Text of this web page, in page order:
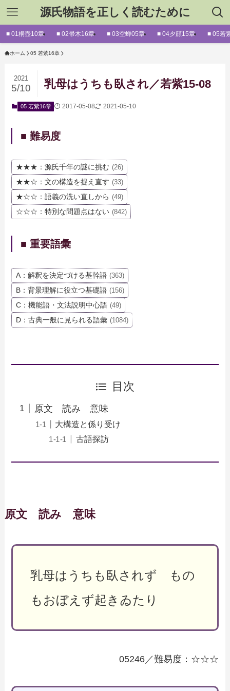
源氏物語を正しく読むために
■ 01桐壺10章 ■ 02帚木16章 ■ 03空蝉05章 ■ 04夕顔15章 ■ 05若
ホーム 05 若紫16章
乳母はうちも臥され／若紫15-08
2021
5/10
05 若紫16章 2017-05-08 2021-05-10
■ 難易度
★★★：源氏千年の謎に挑む (26)
★★☆：文の構造を捉え直す (33)
★☆☆：語義の洗い直しから (49)
☆☆☆：特別な問題点はない (842)
■ 重要語彙
A：解釈を決定づける基幹語 (363)
B：背景理解に役立つ基礎語 (156)
C：機能語・文法説明中心語 (49)
D：古典一般に見られる語彙 (1084)
目次
原文 読み 意味
大構造と係り受け
古語探訪
原文 読み 意味
乳母はうちも臥されず もの
もおぼえず起きゐたり
05246／難易度：☆☆☆